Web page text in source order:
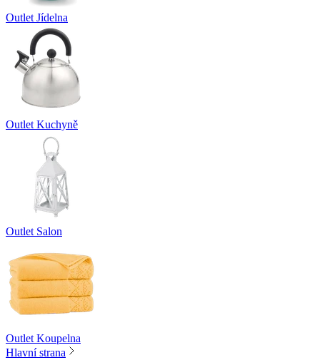
Outlet Jídelna
Outlet Kuchyně
Outlet Salon
Outlet Koupelna
Hlavní strana